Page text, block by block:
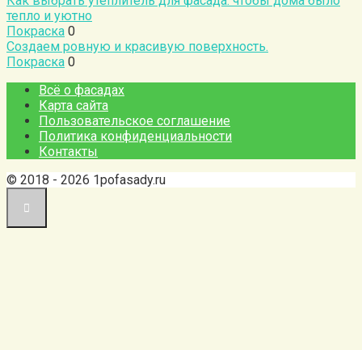
тепло и уютно
Покраска 0
Создаем ровную и красивую поверхность.
Покраска 0
Всё о фасадах
Карта сайта
Пользовательское соглашение
Политика конфиденциальности
Контакты
© 2018 - 2026 1pofasady.ru